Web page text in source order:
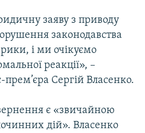
заяву з приводу
законодавства
i ми очiкуємо
реакцiї», –
Сергiй Власенко.
є «звичайною
дій». Власенко